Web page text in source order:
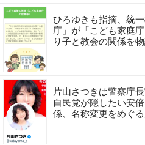
ひろゆきも指摘、統
庁」が「こども家庭
り子と教会の関係を
片山さつきは警察庁
自民党が隠したい安
係、名称変更をめぐ